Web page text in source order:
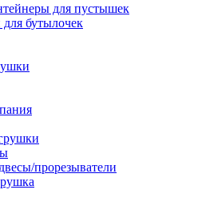
для пустышек
бутылочек
прорезыватели